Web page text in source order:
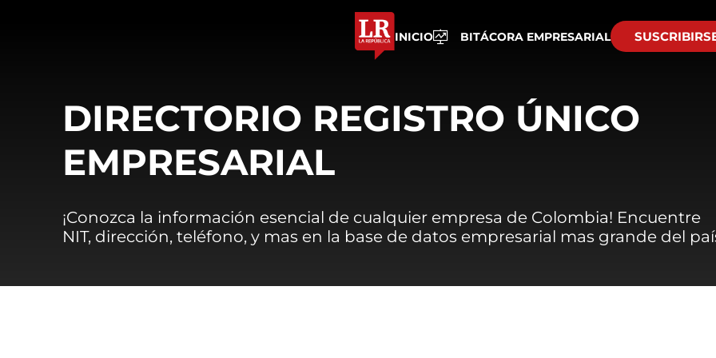
INICIO BITÁCORA EMPRESARIAL
DIRECTORIO REGISTRO ÚNICO
EMPRESARIAL
¡Conozca la información esencial de cualquier empresa de Colombia! Encuentre
NIT, dirección, teléfono, y mas en la base de datos empresarial mas grande del